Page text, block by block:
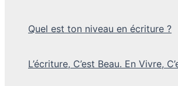
Quel est ton niveau en écriture ?
L’écriture, C’est Beau. En Vivre,